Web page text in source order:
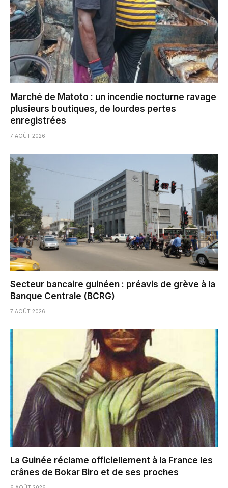
Marché de Matoto : un incendie nocturne ravage
plusieurs boutiques, de lourdes pertes
enregistrées
7 AOÛT 2026
Secteur bancaire guinéen : préavis de grève à la
Banque Centrale (BCRG)
7 AOÛT 2026
La Guinée réclame officiellement à la France les
crânes de Bokar Biro et de ses proches